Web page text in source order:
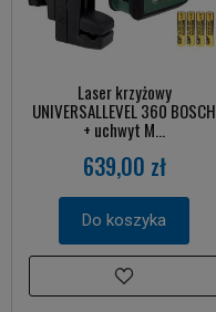
Laser krzyżowy
UNIVERSALLEVEL 360 BOSCH
+ uchwyt M...
639,00 zł
Do koszyka